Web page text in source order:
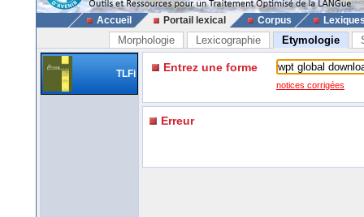
Accueil Portail lexical Corpus
Morphologie Lexicographie Etymologie
TLFi Entrez une forme
notices corrigées
Erreur